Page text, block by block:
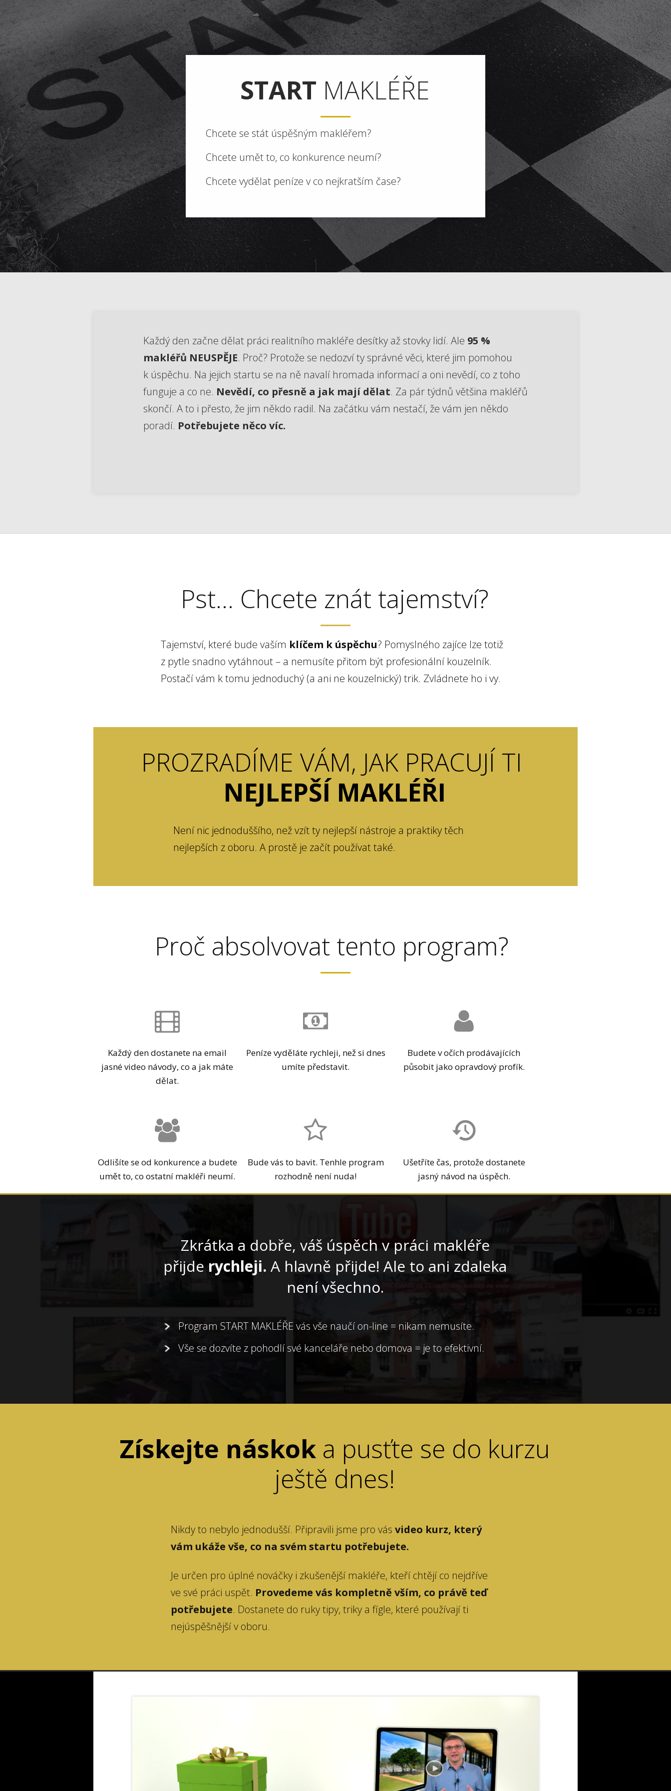
START MAKLÉŘE
Chcete se stát úspěšným makléřem?
Chcete umět to, co konkurence neumí?
Chcete vydělat peníze v co nejkratším čase?
Každý den začne dělat práci realitního makléře desítky až stovky lidí. Ale 95 %
makléřů NEUSPĚJE. Proč? Protože se nedozví ty správné věci, které jim pomohou
k úspěchu. Na jejich startu se na ně navalí hromada informací a oni nevědí, co z toho
funguje a co ne. Nevědí, co přesně a jak mají dělat. Za pár týdnů většina makléřů
skončí. A to i přesto, že jim někdo radil. Na začátku vám nestačí, že vám jen někdo
poradí. Potřebujete něco víc.
Pst... Chcete znát tajemství?
Tajemství, které bude vaším klíčem k úspěchu? Pomyslného zajíce lze totiž
z pytle snadno vytáhnout – a nemusíte přitom být profesionální kouzelník.
Postačí vám k tomu jednoduchý (a ani ne kouzelnický) trik. Zvládnete ho i vy.
PROZRADÍME VÁM, JAK PRACUJÍ TI
NEJLEPŠÍ MAKLÉŘI
Není nic jednoduššího, než vzít ty nejlepší nástroje a praktiky těch
nejlepších z oboru. A prostě je začít používat také.
Proč absolvovat tento program?
Každý den dostanete na email
jasné video návody, co a jak máte
dělat.
Peníze vyděláte rychleji, než si dnes
umíte představit.
Budete v očích prodávajících
působit jako opravdový profík.
Odlišíte se od konkurence a budete
umět to, co ostatní makléři neumí.
Bude vás to bavit. Tenhle program
rozhodně není nuda!
Ušetříte čas, protože dostanete
jasný návod na úspěch.
Zkrátka a dobře, váš úspěch v práci makléře
přijderychleji.A hlavně přijde! Ale to ani zdaleka
není všechno.
Program START MAKLÉŘE vás vše naučí on-line = nikam nemusíte.
Vše se dozvíte z pohodlí své kanceláře nebo domova = je to efektivní.
Získejte náskok a pusťte se do kurzu
ještě dnes!
Nikdy to nebylo jednodušší. Připravili jsme pro vás video kurz, který
vám ukáže vše, co na svém startu potřebujete.
Je určen pro úplné nováčky i zkušenější makléře, kteří chtějí co nejdříve
ve své práci uspět. Provedeme vás kompletně vším, co právě teď
potřebujete. Dostanete do ruky tipy, triky a fígle, které používají ti
nejúspěšnější v oboru.